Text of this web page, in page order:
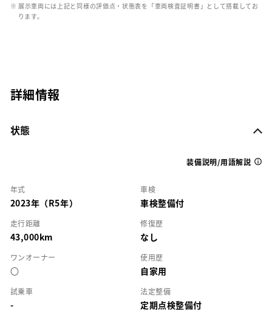
※ 展示車両には上記と同様の評価点・状態表を「車両検査証明書」として搭載してお
ります。
詳細情報
状態
装備説明/用語解説
年式
2023年（R5年）
車検
車検整備付
走行距離
43,000km
修復歴
なし
ワンオーナー
○
使用歴
自家用
試乗車
-
法定整備
定期点検整備付